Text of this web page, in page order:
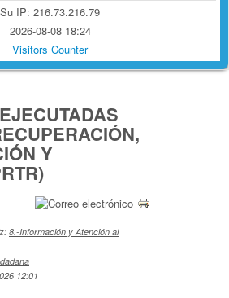
Su IP: 216.73.216.79
2026-08-08 18:24
Visitors Counter
Y
8.-Información y Atención al
12:01